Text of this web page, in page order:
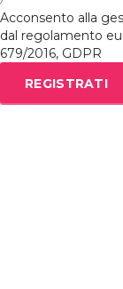
Acconsento alla
dal regolamento
679/2016, GDPR
REGISTRATI